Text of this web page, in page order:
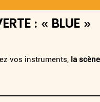
: « BLUE »
instruments, la